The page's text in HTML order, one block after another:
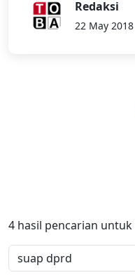
Redaksi
22 May 2018
4 hasil pencarian untuk